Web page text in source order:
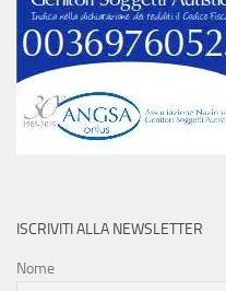
ISCRIVITI ALLA NEWSLETTER
Nome